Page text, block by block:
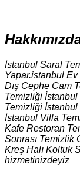
İstanbul Saral
Yapar.istanbul
Dış Cephe Cam
Temizliği
Temizliği
İstanbul Villa
Kafe Restoran
Sonrası Temizlik
Kreş Halı Koltuk
hizmetinizdeyiz